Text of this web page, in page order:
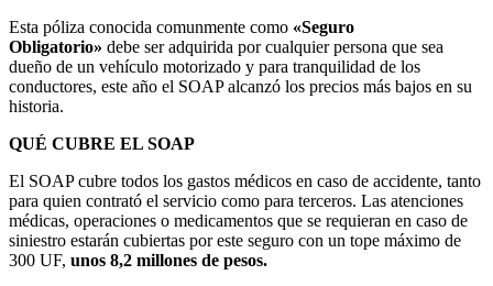
Esta póliza conocida comunmente como «Seguro
Obligatorio» debe ser adquirida por cualquier persona que sea
dueño de un vehículo motorizado y para tranquilidad de los
conductores, este año el SOAP alcanzó los precios más bajos en su
historia.
QUÉ CUBRE EL SOAP
El SOAP cubre todos los gastos médicos en caso de accidente, tanto
para quien contrató el servicio como para terceros. Las atenciones
médicas, operaciones o medicamentos que se requieran en caso de
siniestro estarán cubiertas por este seguro con un tope máximo de
300 UF, unos 8,2 millones de pesos.